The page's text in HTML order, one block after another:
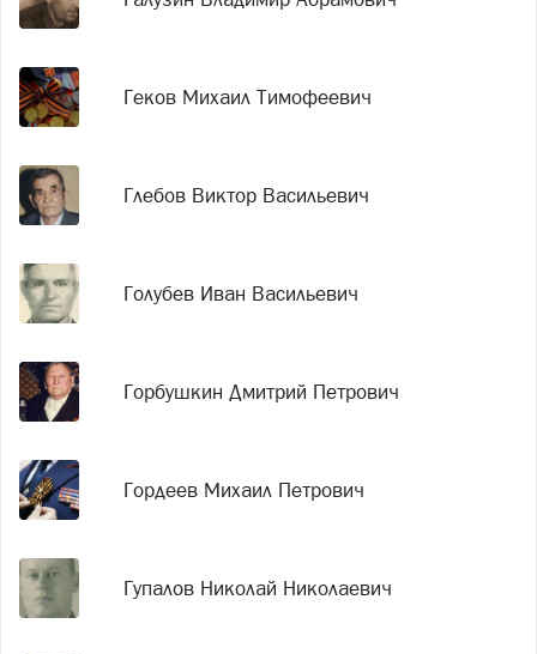
Геков Михаил Тимофеевич
Глебов Виктор Васильевич
Голубев Иван Васильевич
Горбушкин Дмитрий Петрович
Гордеев Михаил Петрович
Гупалов Николай Николаевич